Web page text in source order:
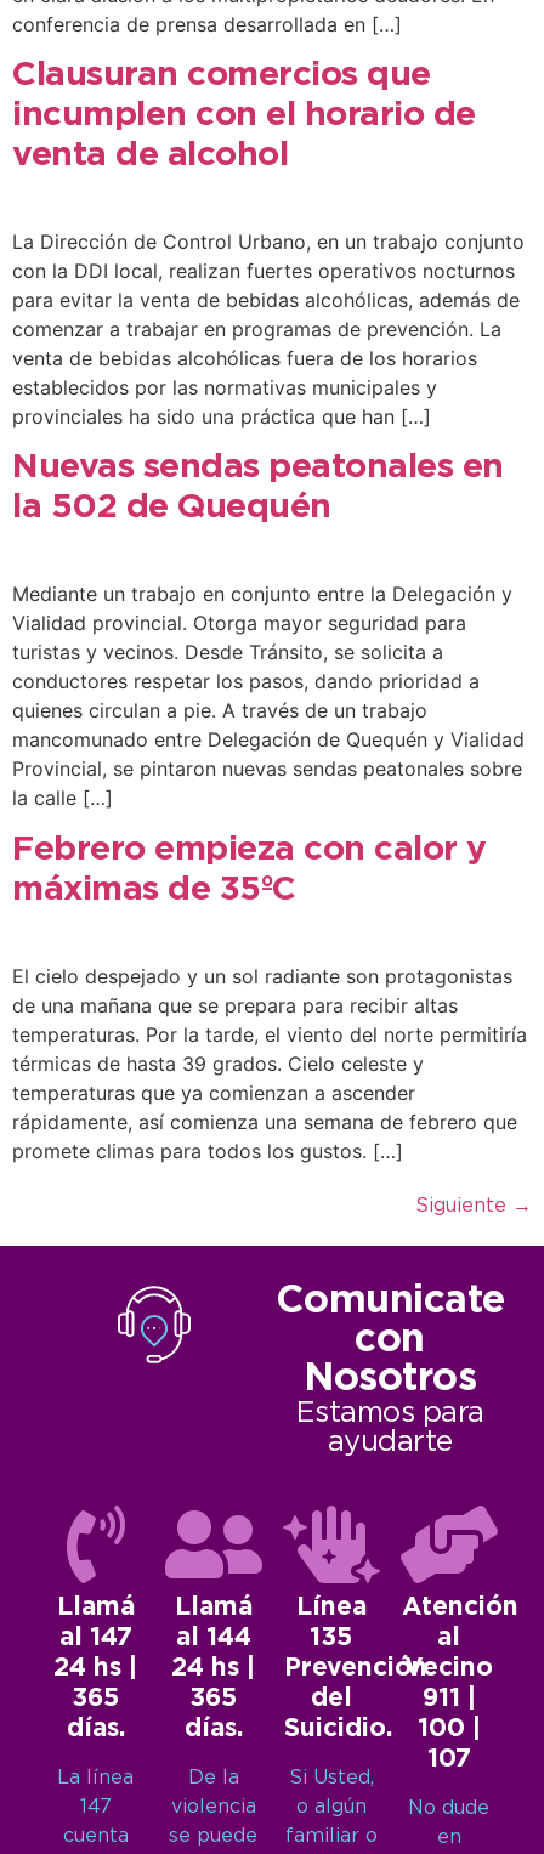
conferencia de prensa desarrollada en […]
Clausuran comercios que
incumplen con el horario de
venta de alcohol
La Dirección de Control Urbano, en un trabajo conjunto
con la DDI local, realizan fuertes operativos nocturnos
para evitar la venta de bebidas alcohólicas, además de
comenzar a trabajar en programas de prevención. La
venta de bebidas alcohólicas fuera de los horarios
establecidos por las normativas municipales y
provinciales ha sido una práctica que han […]
Nuevas sendas peatonales en
la 502 de Quequén
Mediante un trabajo en conjunto entre la Delegación y
Vialidad provincial. Otorga mayor seguridad para
turistas y vecinos. Desde Tránsito, se solicita a
conductores respetar los pasos, dando prioridad a
quienes circulan a pie. A través de un trabajo
mancomunado entre Delegación de Quequén y Vialidad
Provincial, se pintaron nuevas sendas peatonales sobre
la calle […]
Febrero empieza con calor y
máximas de 35ºC
El cielo despejado y un sol radiante son protagonistas
de una mañana que se prepara para recibir altas
temperaturas. Por la tarde, el viento del norte permitiría
térmicas de hasta 39 grados. Cielo celeste y
temperaturas que ya comienzan a ascender
rápidamente, así comienza una semana de febrero que
promete climas para todos los gustos. […]
Siguiente →
Comunicate
con
Nosotros
Estamos para
ayudarte
Llamá
al 147
24 hs |
365
días.
La línea
147
cuenta
Llamá
al 144
24 hs |
365
días.
De la
violencia
se puede
Línea
135
Prevención
del
Suicidio.
Si Usted,
o algún
familiar o
Atención
al
Vecino
911 |
100 |
107
No dude
en